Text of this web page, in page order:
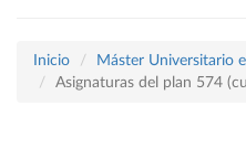
Inicio
Máster Universitario
Asignaturas del plan 574